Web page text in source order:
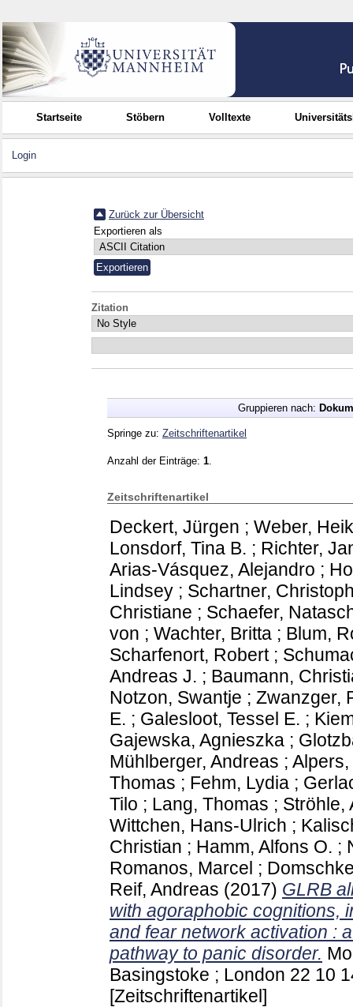
Startseite Stöbern Volltexte
Login
Zurück zur Übersicht
Exportieren als
Zitation
Gruppieren nach:
Springe zu: Zeitschriftenartikel
Anzahl der Einträge: 1
Zeitschriftenartikel
Deckert, Jürgen ; Weber,
Lonsdorf, Tina B. ; Richter,
Arias-Vásquez, Alejandro ;
Lindsey ; Schartner,
Christiane ; Schaefer,
von ; Wachter, Britta ; Blum,
Scharfenort, Robert;
Andreas J. ; Baumann,
Notzon, Swantje ; Zwanzger,
E. ; Galesloot, Tessel E. ;
Gajewska, Agnieszka ;
Mühlberger, Andreas ;
Thomas ; Fehm, Lydia ;
Tilo ; Lang, Thomas ; Ströhle,
Wittchen, Hans-Ulrich ;
Christian ; Hamm, Alfons O. ;
Romanos, Marcel ;
Reif, Andreas (2017) GLRB
with agoraphobic cognitions,
and fear network activation :
pathway to panic disorder.
Basingstoke ; London 22 10
[Zeitschriftenartikel]